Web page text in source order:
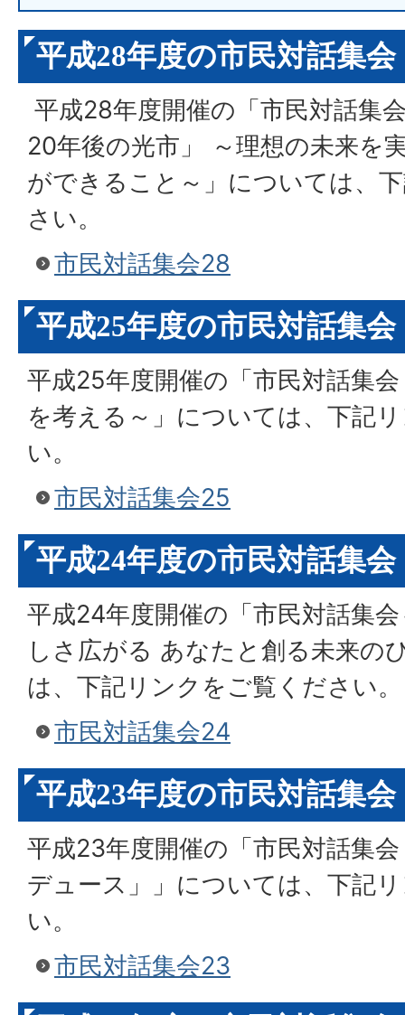
平成28年度の市民対話集会
平成28年度開催の「市民対話集
20年後の光市」 ～理想の未来を
ができること～」については、
さい。
市民対話集会28
平成25年度の市民対話集会
平成25年度開催の「市民対話集
を考える～」については、下記
い。
市民対話集会25
平成24年度の市民対話集会
平成24年度開催の「市民対話集
しさ広がる あなたと創る未来の
は、下記リンクをご覧ください。
市民対話集会24
平成23年度の市民対話集会
平成23年度開催の「市民対話集
デュース」」については、下記
い。
市民対話集会23